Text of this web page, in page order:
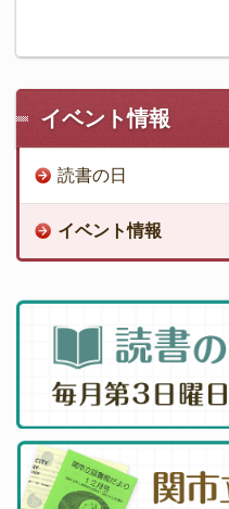
イベント情報
読書の日
イベント情報